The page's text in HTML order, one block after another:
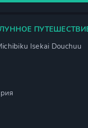
Isekai Douchuu